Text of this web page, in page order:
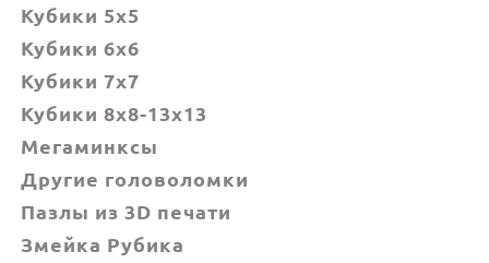
Кубики 5x5
Кубики 6х6
Кубики 7х7
Кубики 8x8-13x13
Мегаминксы
Другие головоломки
Пазлы из 3D печати
Змейка Рубика